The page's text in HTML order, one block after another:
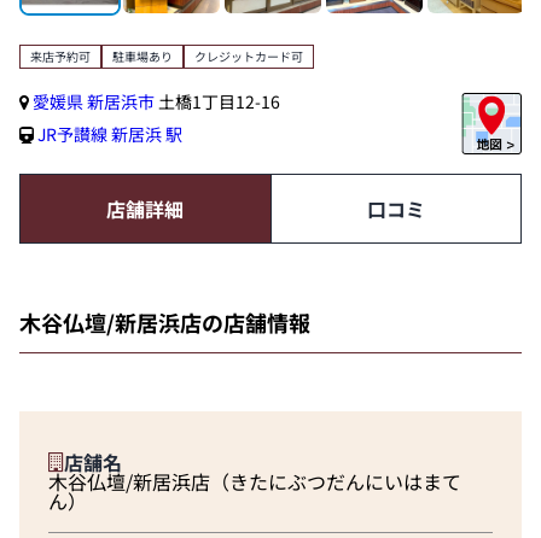
来店予約可 駐車場あり クレジットカード可
愛媛県新居浜市土橋1丁目12-16
JR予讃線新居浜 駅
店舗詳細 口コミ
木谷仏壇/新居浜店の店舗情報
店舗名
木谷仏壇/新居浜店（きたにぶつだんにいはまて
ん）